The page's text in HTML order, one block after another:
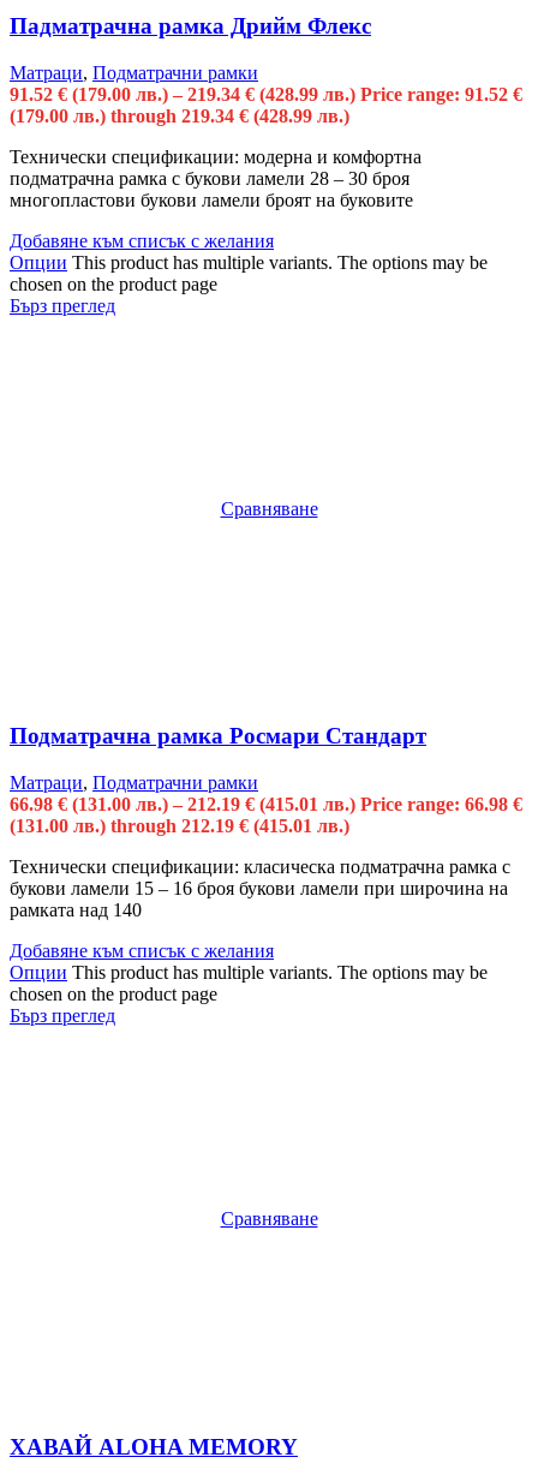
Падматрачна рамка Дрийм Флекс
Матраци, Подматрачни рамки
91.52 € (179.00 лв.) – 219.34 € (428.99 лв.) Price range: 91.52 €
(179.00 лв.) through 219.34 € (428.99 лв.)
Технически спецификации: модерна и комфортна
подматрачна рамка с букови ламели 28 – 30 броя
многопластови букови ламели броят на буковите
Добавяне към списък с желания
Опции This product has multiple variants. The options may be
chosen on the product page
Бърз преглед
Сравняване
Подматрачна рамка Росмари Стандарт
Матраци, Подматрачни рамки
66.98 € (131.00 лв.) – 212.19 € (415.01 лв.) Price range: 66.98 €
(131.00 лв.) through 212.19 € (415.01 лв.)
Технически спецификации: класическа подматрачна рамка с
букови ламели 15 – 16 броя букови ламели при широчина на
рамката над 140
Добавяне към списък с желания
Опции This product has multiple variants. The options may be
chosen on the product page
Бърз преглед
Сравняване
ХАВАЙ ALOHA MEMORY